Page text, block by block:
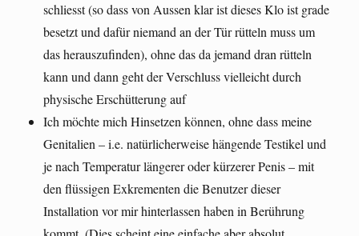
schliesst (so dass von Aussen klar ist dieses Klo ist grade
besetzt und dafür niemand an der Tür rütteln muss um
das herauszufinden), ohne das da jemand dran rütteln
kann und dann geht der Verschluss vielleicht durch
physische Erschütterung auf
Ich möchte mich Hinsetzen können, ohne dass meine
Genitalien – i.e. natürlicherweise hängende Testikel und
je nach Temperatur längerer oder kürzerer Penis – mit
den flüssigen Exkrementen die Benutzer dieser
Installation vor mir hinterlassen haben in Berührung